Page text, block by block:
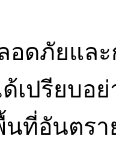
ดภัยและ
เปรียบอ
นที่อันตร